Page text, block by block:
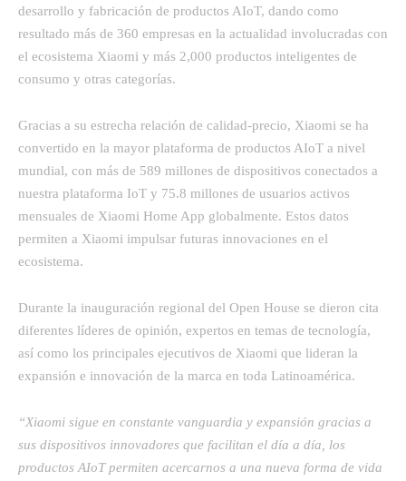
desarrollo y fabricación de productos AIoT, dando como
resultado más de 360 empresas en la actualidad involucradas con
el ecosistema Xiaomi y más 2,000 productos inteligentes de
consumo y otras categorías.
Gracias a su estrecha relación de calidad-precio, Xiaomi se ha
convertido en la mayor plataforma de productos AIoT a nivel
mundial, con más de 589 millones de dispositivos conectados a
nuestra plataforma IoT y 75.8 millones de usuarios activos
mensuales de Xiaomi Home App globalmente. Estos datos
permiten a Xiaomi impulsar futuras innovaciones en el
ecosistema.
Durante la inauguración regional del Open House se dieron cita
diferentes líderes de opinión, expertos en temas de tecnología,
así como los principales ejecutivos de Xiaomi que lideran la
expansión e innovación de la marca en toda Latinoamérica.
“Xiaomi sigue en constante vanguardia y expansión gracias a
sus dispositivos innovadores que facilitan el día a día, los
productos AIoT permiten acercarnos a una nueva forma de vida